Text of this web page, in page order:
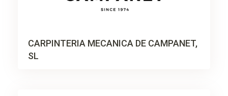
CARPINTERIA MECANICA DE CAMPANET,
SL